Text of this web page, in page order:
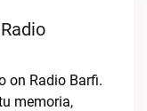
on Radio Barfi.
memoria,